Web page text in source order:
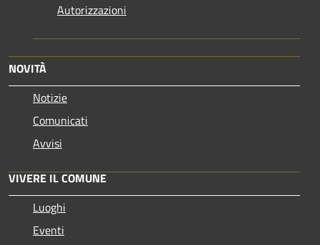
Autorizzazioni
NOVITÀ
Notizie
Comunicati
Avvisi
VIVERE IL COMUNE
Luoghi
Eventi